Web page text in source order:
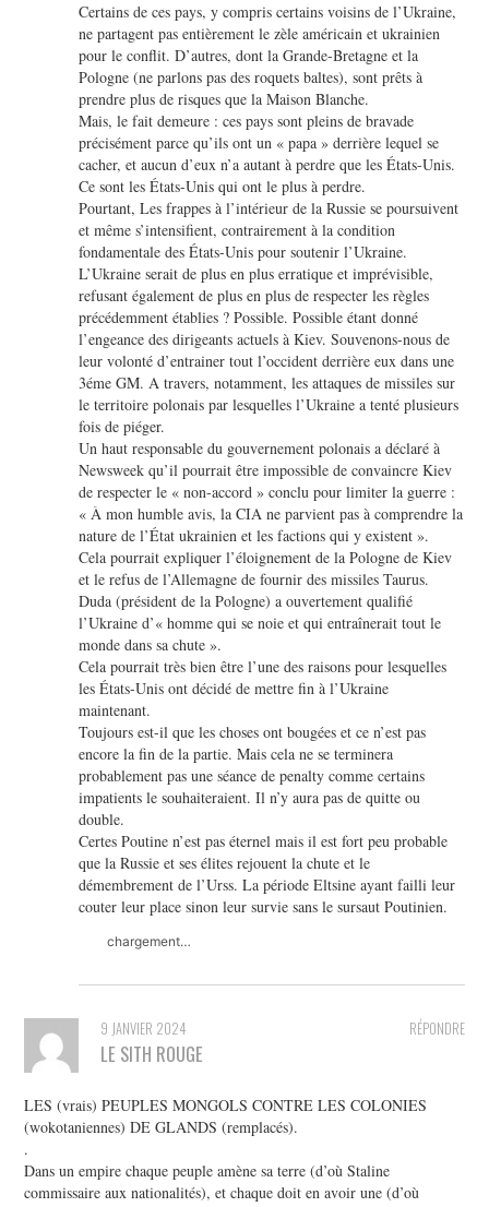
Certains de ces pays, y compris certains voisins de l’Ukraine,
ne partagent pas entièrement le zèle américain et ukrainien
pour le conflit. D’autres, dont la Grande-Bretagne et la
Pologne (ne parlons pas des roquets baltes), sont prêts à
prendre plus de risques que la Maison Blanche.
Mais, le fait demeure : ces pays sont pleins de bravade
précisément parce qu’ils ont un « papa » derrière lequel se
cacher, et aucun d’eux n’a autant à perdre que les États-Unis.
Ce sont les États-Unis qui ont le plus à perdre.
Pourtant, Les frappes à l’intérieur de la Russie se poursuivent
et même s’intensifient, contrairement à la condition
fondamentale des États-Unis pour soutenir l’Ukraine.
L’Ukraine serait de plus en plus erratique et imprévisible,
refusant également de plus en plus de respecter les règles
précédemment établies ? Possible. Possible étant donné
l’engeance des dirigeants actuels à Kiev. Souvenons-nous de
leur volonté d’entrainer tout l’occident derrière eux dans une
3éme GM. A travers, notamment, les attaques de missiles sur
le territoire polonais par lesquelles l’Ukraine a tenté plusieurs
fois de piéger.
Un haut responsable du gouvernement polonais a déclaré à
Newsweek qu’il pourrait être impossible de convaincre Kiev
de respecter le « non-accord » conclu pour limiter la guerre :
« À mon humble avis, la CIA ne parvient pas à comprendre la
nature de l’État ukrainien et les factions qui y existent ».
Cela pourrait expliquer l’éloignement de la Pologne de Kiev
et le refus de l’Allemagne de fournir des missiles Taurus.
Duda (président de la Pologne) a ouvertement qualifié
l’Ukraine d’« homme qui se noie et qui entraînerait tout le
monde dans sa chute ».
Cela pourrait très bien être l’une des raisons pour lesquelles
les États-Unis ont décidé de mettre fin à l’Ukraine
maintenant.
Toujours est-il que les choses ont bougées et ce n’est pas
encore la fin de la partie. Mais cela ne se terminera
probablement pas une séance de penalty comme certains
impatients le souhaiteraient. Il n’y aura pas de quitte ou
double.
Certes Poutine n’est pas éternel mais il est fort peu probable
que la Russie et ses élites rejouent la chute et le
démembrement de l’Urss. La période Eltsine ayant failli leur
couter leur place sinon leur survie sans le sursaut Poutinien.
chargement…
RÉPONDRE
9 JANVIER 2024
LE SITH ROUGE
LES (vrais) PEUPLES MONGOLS CONTRE LES COLONIES
(wokotaniennes) DE GLANDS (remplacés).
.
Dans un empire chaque peuple amène sa terre (d’où Staline
commissaire aux nationalités), et chaque doit en avoir une (d’où